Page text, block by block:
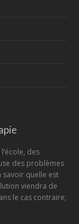
des
des problèmes
savoir quelle est
viendra de
le cas contraire;